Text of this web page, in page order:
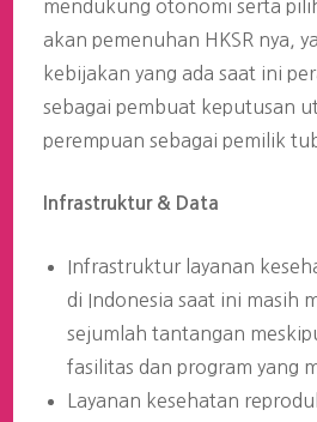
mendukung otonomi serta
akan pemenuhan HKSR nya,
kebijakan yang ada saat ini
sebagai pembuat keputusan
perempuan sebagai pemilik
Infrastruktur & Data
Infrastruktur layanan
di Indonesia saat ini masih
sejumlah tantangan
fasilitas dan program yang
Layanan kesehatan